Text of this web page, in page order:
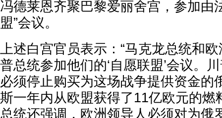
冯德莱恩齐聚巴黎爱丽舍宫，参加由
盟”会议。
上述白宫官员表示：“马克龙总统和
普总统参加他们的‘自愿联盟’会议。
必须停止购买为这场战争提供资金
斯一年内从欧盟获得了11亿欧元的燃
总统还强调，欧洲领导人必须对为俄